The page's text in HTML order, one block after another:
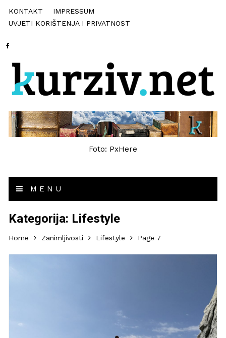
KONTAKT
IMPRESSUM
UVJETI KORIŠTENJA I PRIVATNOST
Foto: PxHere
MENU
Kategorija: Lifestyle
Home Zanimljivosti Lifestyle Page 7